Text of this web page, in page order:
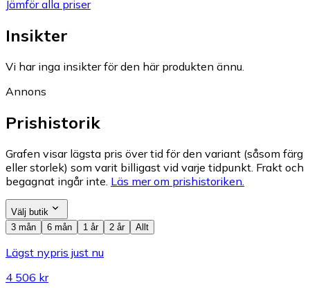
Jämför alla priser
Insikter
Vi har inga insikter för den här produkten ännu.
Annons
Prishistorik
Grafen visar lägsta pris över tid för den variant (såsom färg
eller storlek) som varit billigast vid varje tidpunkt. Frakt och
begagnat ingår inte. Läs mer om prishistoriken.
Välj butik
3 mån
6 mån 1 år 2 år Allt
Lägst nypris just nu
4 506 kr